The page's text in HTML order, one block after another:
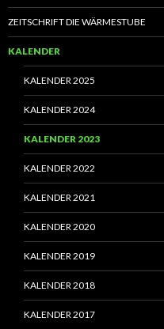
ZEITSCHRIFT DIE WÄRMESTUBE
KALENDER
KALENDER 2025
KALENDER 2024
KALENDER 2023
KALENDER 2022
KALENDER 2021
KALENDER 2020
KALENDER 2019
KALENDER 2018
KALENDER 2017